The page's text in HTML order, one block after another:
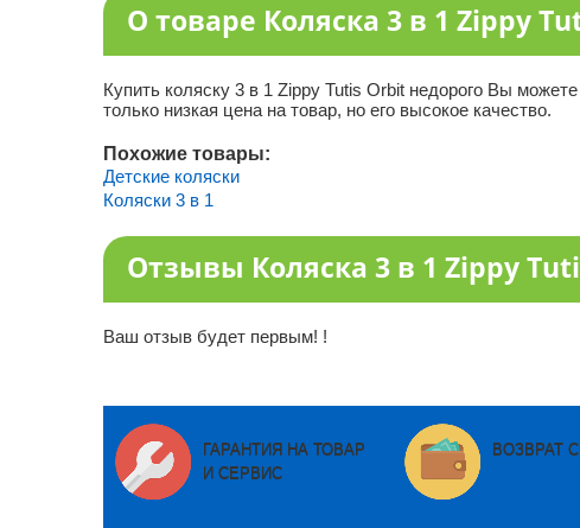
О товаре Коляска 3 в 1 Zippy
Купить коляску 3 в 1 Zippy Tutis Orbit недорого Вы
только низкая цена на товар, но его высокое качество.
Похожие товары:
Детские коляски
Коляски 3 в 1
Отзывы Коляска 3 в 1 Zippy
Ваш отзыв будет первым! !
ГАРАНТИЯ НА ТОВАР
И СЕРВИС
ВОЗВРАТ